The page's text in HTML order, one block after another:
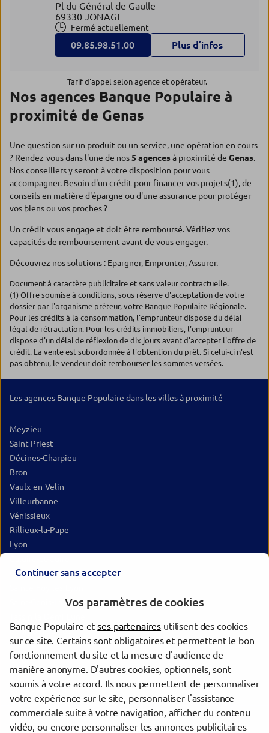
Pl du Général de Gaulle
69330 JONAGE
Fermé actuellement
09.85.98.51.00 Plus d’infos
Tarif d'appel selon agence et opérateur.
Nos agences Banque Populaire à
proximité de Genas
Une question sur un produit ou un service, une opération en cours
? Rendez-vous dans l'une de nos5 agencesà proximité de Genas.
Nos conseillers y seront à votre disposition pour vous
accompagner. Besoin d'un crédit pour financer vos projets(1), de
conseils en matière d'épargne ou d'une assurance pour protéger
vos biens ou vos proches ?
Un crédit vous engage et doit être remboursé. Vérifiez vos
capacités de remboursement avant de vous engager.
Découvrez nos solutions : Epargner, Emprunter,Assurer.
Document à caractère publicitaire et sans valeur contractuelle.
(1) Offre soumise à conditions, sous réserve d'acceptation de votre
dossier par l'organisme prêteur, votre Banque Populaire Régionale.
Pour les crédits à la consommation, l'emprunteur dispose du délai
légal de rétractation. Pour les crédits immobiliers, l'emprunteur
dispose d'un délai de réflexion de dix jours avant d'accepter l'offre de
crédit. La vente est subordonnée à l'obtention du prêt. Si celui-ci n'est
pas obtenu, le vendeur doit rembourser les sommes versées.
Les agences Banque Populaire dans les villes à proximité
Meyzieu
Saint-Priest
Décines-Charpieu
Bron
Vaulx-en-Velin
Villeurbanne
Vénissieux
Rillieux-la-Pape
Lyon
Oullins-Pierre-Bénite
Saint-Genis-Laval
Bourgoin-Jallieu
Vienne
Givors
Villefranche-sur-Saône
Saint-Chamond
Trouver une agence Banque Populaire
Continuer sans accepter
Vos paramètres de cookies
Banque Populaire etses partenaires utilisent des cookies
sur ce site. Certains sont obligatoires et permettent le bon
fonctionnement du site et la mesure d'audience de
manière anonyme. D'autres cookies, optionnels, sont
soumis à votre accord. Ils nous permettent de personnaliser
votre expérience sur le site, personnaliser l'assistance
commerciale suite à votre navigation, afficher du contenu
vidéo, ou encore personnaliser les annonces publicitaires